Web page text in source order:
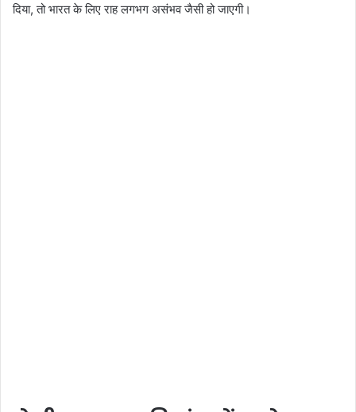
दिया, तो भारत के लिए राह लगभग असंभव जैसी हो जाएगी।